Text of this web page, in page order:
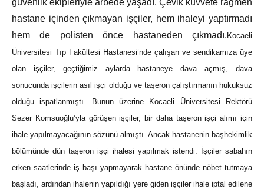
hastane içinden çıkmayan işçiler, hem ihaleyi yaptırmadı
hem de polisten önce hastaneden çıkmadı.Kocaeli
Üniversitesi Tıp Fakültesi Hastanesi’nde çalışan ve sendikamıza üye
olan işçiler, geçtiğimiz aylarda hastaneye dava açmış, dava
sonucunda işçilerin asıl işçi olduğu ve taşeron çalıştırmanın hukuksuz
olduğu ispatlanmıştı. Bunun üzerine Kocaeli Üniversitesi Rektörü
Sezer Komsuoğlu’yla görüşen işçiler, bir daha taşeron işçi alımı için
ihale yapılmayacağının sözünü almıştı. Ancak hastanenin başhekimlik
bölümünde dün taşeron işçi ihalesi yapılmak istendi. İşçiler sabahın
erken saatlerinde iş başı yapmayarak hastane önünde nöbet tutmaya
başladı, ardından ihalenin yapıldığı yere giden işçiler ihale iptal edilene